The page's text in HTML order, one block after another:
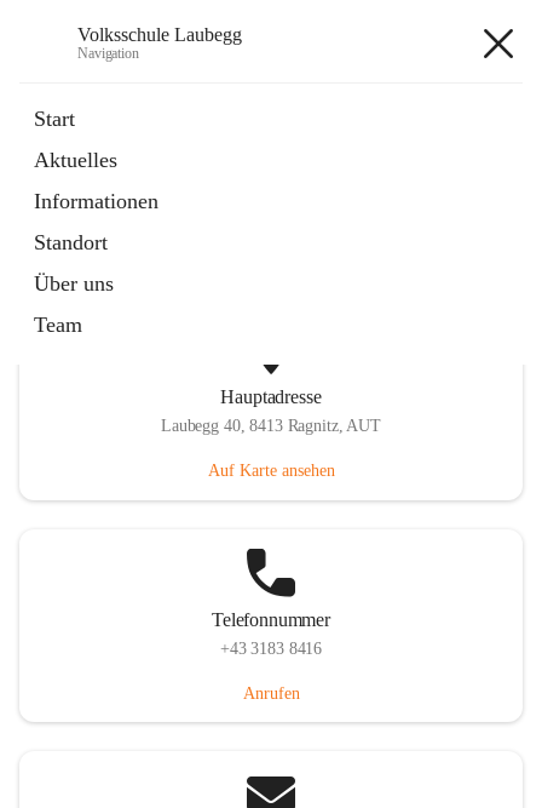
Volksschule Laubegg
Navigation
Start
Aktuelles
Informationen
Standort
Über uns
Team
Artikel
in
Tab
Hauptadresse
Laubegg 40, 8413 Ragnitz, AUT
Auf Karte ansehen
Telefonnummer
+43 3183 8416
Anrufen